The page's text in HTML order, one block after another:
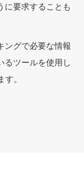
に要求することも
ングで必要な情報
るツールを使用し
。